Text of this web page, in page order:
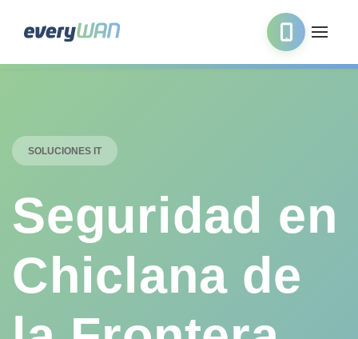
SOLUCIONES IT
Seguridad en
Chiclana de